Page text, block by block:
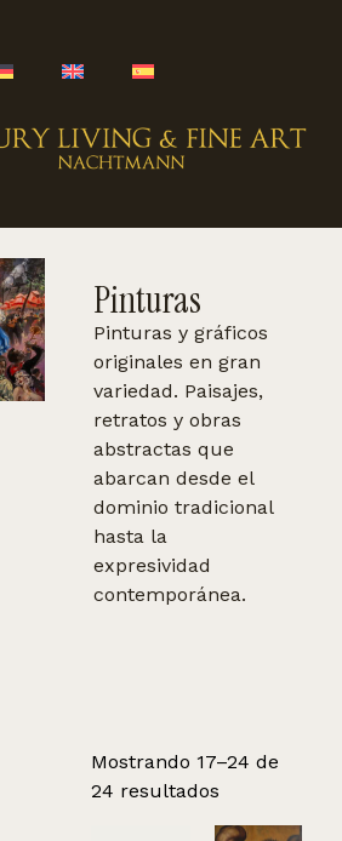
Pinturas
Pinturas y gráficos
originales en gran
variedad. Paisajes,
retratos y obras
abstractas que
abarcan desde el
dominio tradicional
hasta la
expresividad
contemporánea.
Mostrando 17–24 de
24 resultados